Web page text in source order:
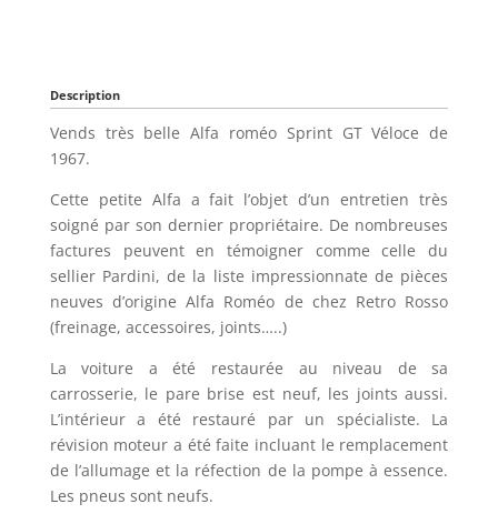
Description
Vends très belle Alfa roméo Sprint GT Véloce de
1967.
Cette petite Alfa a fait l’objet d’un entretien très
soigné par son dernier propriétaire. De nombreuses
factures peuvent en témoigner comme celle du
sellier Pardini, de la liste impressionnate de pièces
neuves d’origine Alfa Roméo de chez Retro Rosso
(freinage, accessoires, joints…..)
La voiture a été restaurée au niveau de sa
carrosserie, le pare brise est neuf, les joints aussi.
L’intérieur a été restauré par un spécialiste. La
révision moteur a été faite incluant le remplacement
de l’allumage et la réfection de la pompe à essence.
Les pneus sont neufs.